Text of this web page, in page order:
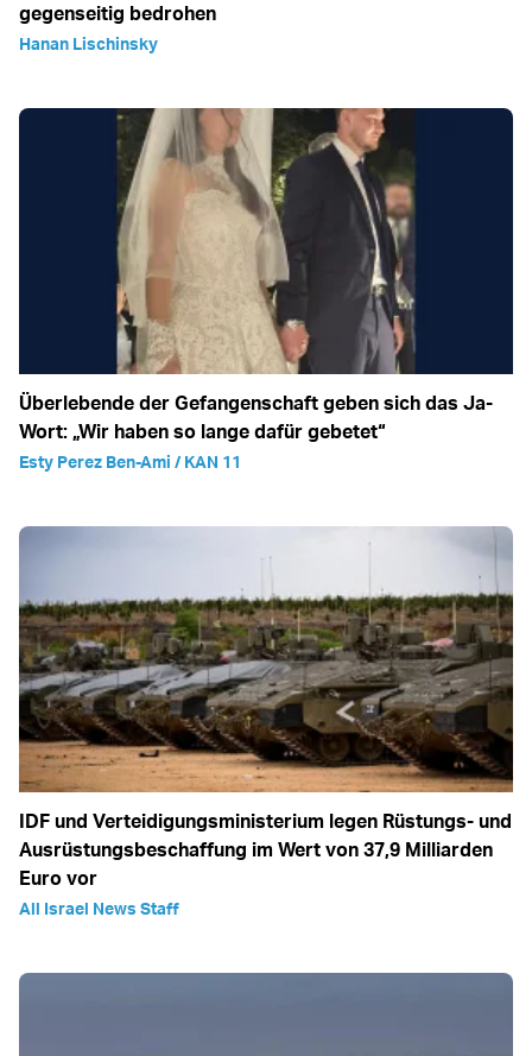
gegenseitig bedrohen
Hanan Lischinsky
Überlebende der Gefangenschaft geben sich das Ja-
Wort: „Wir haben so lange dafür gebetet“
Esty Perez Ben-Ami / KAN 11
IDF und Verteidigungsministerium legen Rüstungs- und
Ausrüstungsbeschaffung im Wert von 37,9 Milliarden
Euro vor
All Israel News Staff